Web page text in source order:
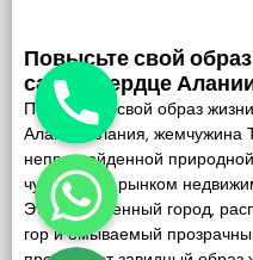
Повысьте свой
самом сердце
Поднимите свой образ
Алании Алания, жемчужина
непревзойденной
чудесами и рынком
Этот оживленный город,
гор и омываемый
Phone
WhatsApp
Google Map